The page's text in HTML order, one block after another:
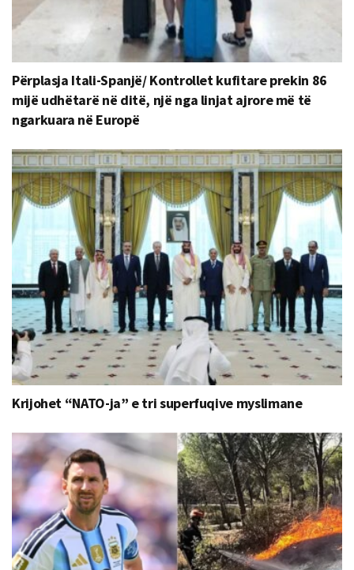
Përplasja Itali-Spanjë/ Kontrollet kufitare prekin 86
mijë udhëtarë në ditë, një nga linjat ajrore më të
ngarkuara në Europë
Krijohet “NATO-ja” e tri superfuqive myslimane